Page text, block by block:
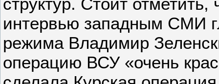
интервью западным СМИ
режима Владимир
операцию ВСУ «очень